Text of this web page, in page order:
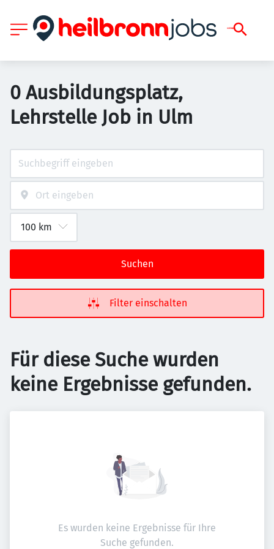
0 Ausbildungsplatz,
Lehrstelle Job in Ulm
Suchen
Filter einschalten
Für diese Suche wurden
keine Ergebnisse gefunden.
Es wurden keine Ergebnisse für Ihre
Suche gefunden.